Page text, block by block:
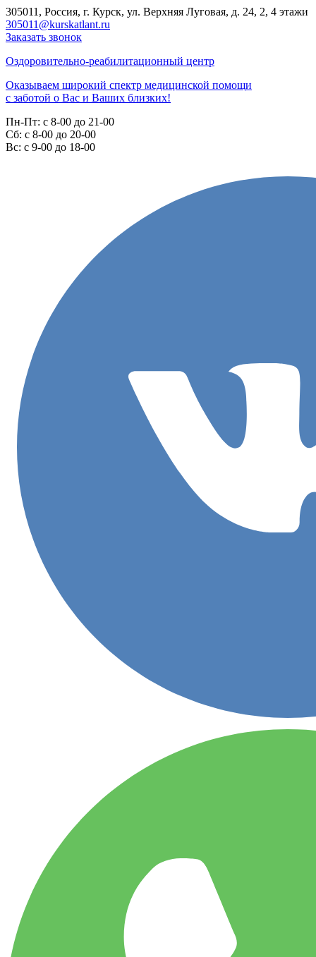
305011, Россия, г. Курск, ул. Верхняя Луговая, д. 24, 2, 4 этажи
305011@kurskatlant.ru
Заказать звонок
Оздоровительно-реабилитационный центр
Оказываем широкий спектр медицинской помощи
с заботой о Вас и Ваших близких!
Пн-Пт: с 8-00 до 21-00
Cб: с 8-00 до 20-00
Вс: с 9-00 до 18-00